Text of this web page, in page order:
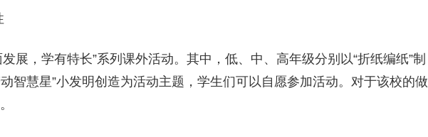
展，学有特长”系列课外活动。其中，低、中、高年级分别以“折纸编纸”制
动智慧星”小发明创造为活动主题，学生们可以自愿参加活动。对于该校的做